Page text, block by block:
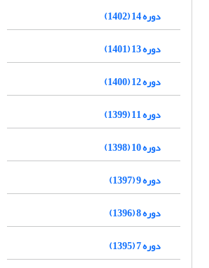
دوره 14 (1402)
دوره 13 (1401)
دوره 12 (1400)
دوره 11 (1399)
دوره 10 (1398)
دوره 9 (1397)
دوره 8 (1396)
دوره 7 (1395)